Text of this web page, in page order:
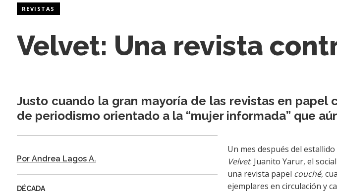
REVISTAS
Velvet: Una revista
Justo cuando la gran mayoría de las revistas en papel c
de periodismo orientado a la “mujer informada” que
Por Andrea Lagos A.
DÉCADA
Un mes después del
Velvet. Juanito Yarur, el
una revista papel couché,
ejemplares en circulación y